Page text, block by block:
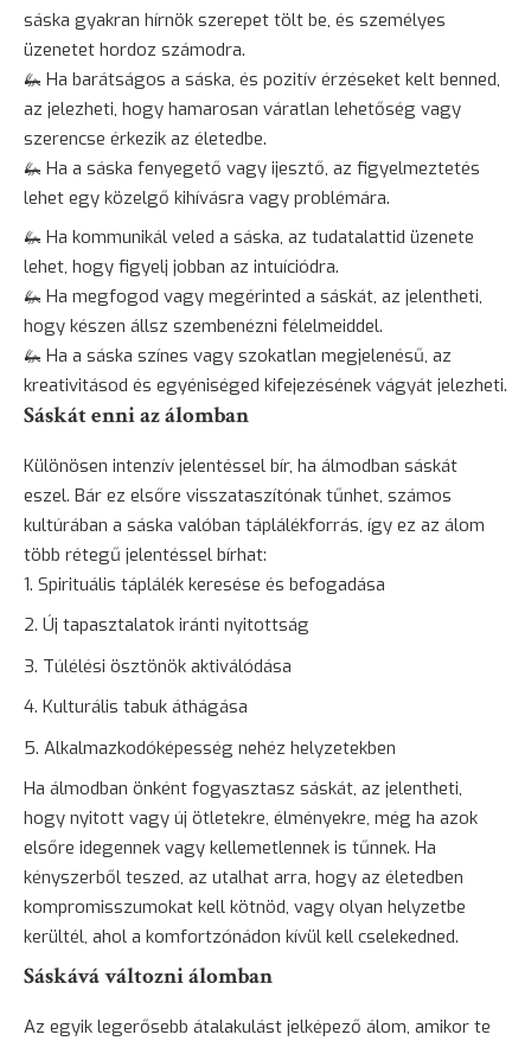
sáska gyakran hírnök szerepet tölt be, és személyes
üzenetet hordoz számodra.
🦗 Ha barátságos a sáska, és pozitív érzéseket kelt benned,
az jelezheti, hogy hamarosan váratlan lehetőség vagy
szerencse érkezik az életedbe.
🦗 Ha a sáska fenyegető vagy ijesztő, az figyelmeztetés
lehet egy közelgő kihívásra vagy problémára.
🦗 Ha kommunikál veled a sáska, az tudatalattid üzenete
lehet, hogy figyelj jobban az intuíciódra.
🦗 Ha megfogod vagy megérinted a sáskát, az jelentheti,
hogy készen állsz szembenézni félelmeiddel.
🦗 Ha a sáska színes vagy szokatlan megjelenésű, az
kreativitásod és egyéniséged kifejezésének vágyát jelezheti.
Sáskát enni az álomban
Különösen intenzív jelentéssel bír, ha álmodban sáskát
eszel. Bár ez elsőre visszataszítónak tűnhet, számos
kultúrában a sáska valóban táplálékforrás, így ez az álom
több rétegű jelentéssel bírhat:
Spirituális táplálék keresése és befogadása
Új tapasztalatok iránti nyitottság
Túlélési ösztönök aktiválódása
Kulturális tabuk áthágása
Alkalmazkodóképesség nehéz helyzetekben
Ha álmodban önként fogyasztasz sáskát, az jelentheti,
hogy nyitott vagy új ötletekre, élményekre, még ha azok
elsőre idegennek vagy kellemetlennek is tűnnek. Ha
kényszerből teszed, az utalhat arra, hogy az életedben
kompromisszumokat kell kötnöd, vagy olyan helyzetbe
kerültél, ahol a komfortzónádon kívül kell cselekedned.
Sáskává változni álomban
Az egyik legerősebb átalakulást jelképező álom, amikor te